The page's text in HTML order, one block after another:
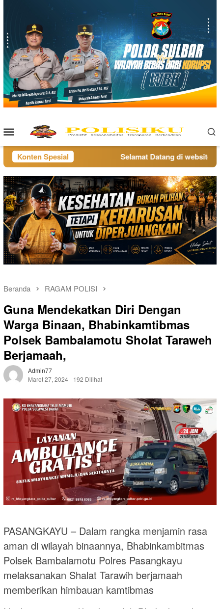
Menu
Mobile
Konten Spesial Selamat Datang di website
Beranda RAGAM POLISI
Guna Mendekatkan Diri Dengan
Warga Binaan, Bhabinkamtibmas
Polsek Bambalamotu Sholat Taraweh
Berjamaah,
Admin77
Maret 27, 2024
192 Dilihat
PASANGKAYU – Dalam rangka menjamin rasa
aman di wilayah binaannya, Bhabinkambitmas
Polsek Bambalamotu Polres Pasangkayu
melaksanakan Shalat Tarawih berjamaah
memberikan himbauan kamtibmas